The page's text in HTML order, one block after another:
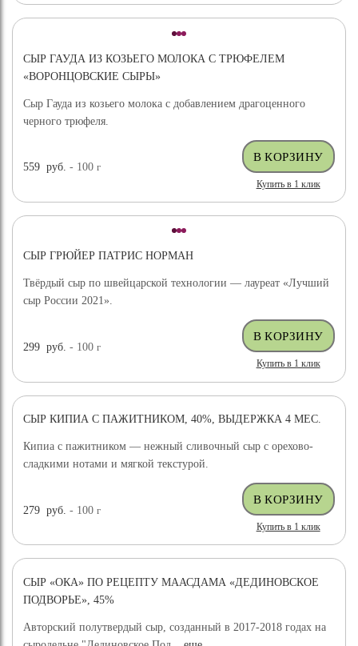
СЫР ГАУДА ИЗ КОЗЬЕГО МОЛОКА С ТРЮФЕЛЕМ
«ВОРОНЦОВСКИЕ СЫРЫ»
Сыр Гауда из козьего молока с добавлением драгоценного
черного трюфеля.
559 руб. - 100г
Купить в 1 клик
СЫР ГРЮЙЕР ПАТРИС НОРМАН
Твёрдый сыр по швейцарской технологии — лауреат «Лучший
сыр России 2021».
299 руб. - 100г
Купить в 1 клик
СЫР КИПИА С ПАЖИТНИКОМ, 40%, ВЫДЕРЖКА 4 МЕС.
Кипиа с пажитником — нежный сливочный сыр с орехово-
сладкими нотами и мягкой текстурой.
279 руб. - 100г
Купить в 1 клик
СЫР «ОКА» ПО РЕЦЕПТУ МААСДАМА «ДЕДИНОВСКОЕ
ПОДВОРЬЕ», 45%
Авторский полутвердый сыр, созданный в 2017-2018 годах на